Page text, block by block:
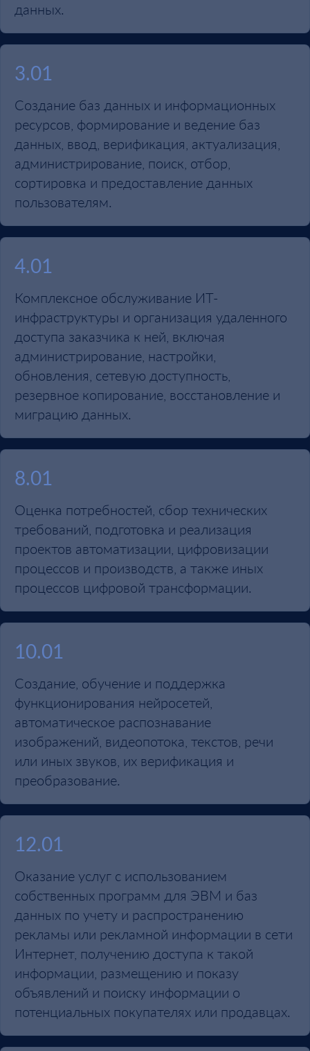
данных.
3.01
Создание баз данных и информационных
ресурсов, формирование и ведение баз
данных, ввод, верификация, актуализация,
администрирование, поиск, отбор,
сортировка и предоставление данных
пользователям.
4.01
Комплексное обслуживание ИТ-
инфраструктуры и организация удаленного
доступа заказчика к ней, включая
администрирование, настройки,
обновления, сетевую доступность,
резервное копирование, восстановление и
миграцию данных.
8.01
Оценка потребностей, сбор технических
требований, подготовка и реализация
проектов автоматизации, цифровизации
процессов и производств, а также иных
процессов цифровой трансформации.
10.01
Создание, обучение и поддержка
функционирования нейросетей,
автоматическое распознавание
изображений, видеопотока, текстов, речи
или иных звуков, их верификация и
преобразование.
12.01
Оказание услуг с использованием
собственных программ для ЭВМ и баз
данных по учету и распространению
рекламы или рекламной информации в сети
Интернет, получению доступа к такой
информации, размещению и показу
объявлений и поиску информации о
потенциальных покупателях или продавцах.